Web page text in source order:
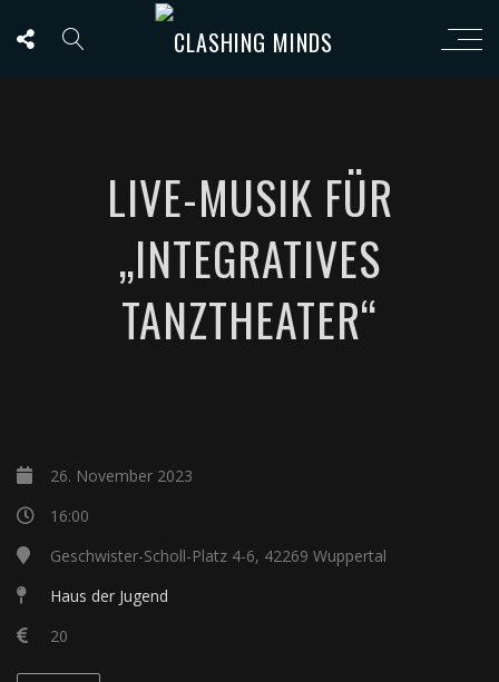
LIVE-MUSIK FÜR
„INTEGRATIVES
TANZTHEATER“
26. November 2023
16:00
Geschwister-Scholl-Platz 4-6, 42269 Wuppertal
Haus der Jugend
20